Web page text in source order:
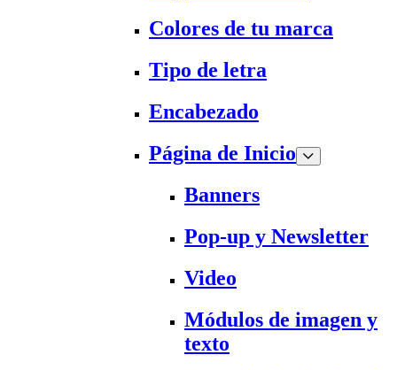
Colores de tu marca
Tipo de letra
Encabezado
Página de Inicio
Banners
Pop-up y Newsletter
Video
Módulos de imagen y
texto